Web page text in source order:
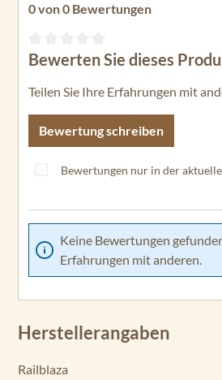
0 von 0 Bewertungen
Durchschnittliche Bewertung von 0
Bewerten Sie dieses
Teilen Sie Ihre Erfahrungen mit
Bewertung schreiben
Bewertungen nur in der
Keine Bewertungen
Erfahrungen mit anderen.
Herstellerangaben
Railblaza